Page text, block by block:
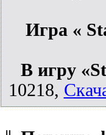
Игра «
В игру
10218,